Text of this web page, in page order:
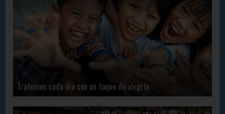
Tratemos cada día con un toque de alegría